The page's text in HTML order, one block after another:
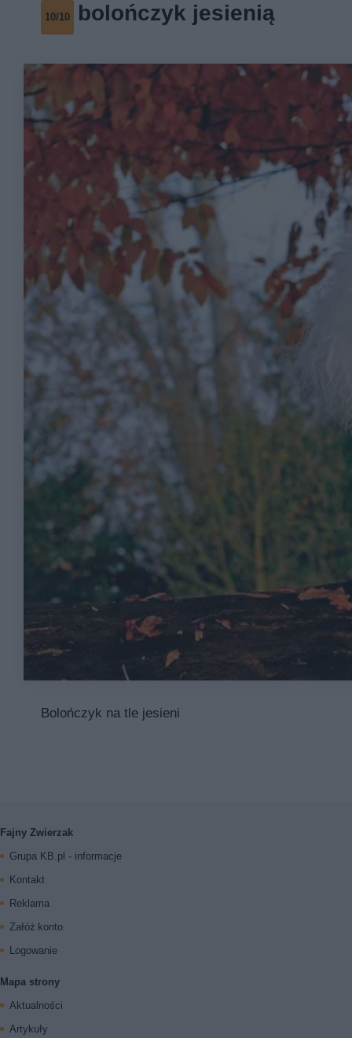
10/10 bolończyk jesienią
Bolończyk na tle jesieni
Fajny Zwierzak
Grupa KB.pl - informacje
Kontakt
Reklama
Załóż konto
Logowanie
Mapa strony
Aktualności
Artykuły